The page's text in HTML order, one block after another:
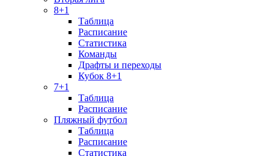
8+1
Таблица
Расписание
Статистика
Команды
Драфты и переходы
Кубок 8+1
7+1
Таблица
Расписание
Пляжный футбол
Таблица
Расписание
Статистика